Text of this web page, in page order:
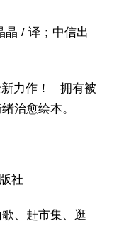
晶 / 译；中信出
新力作！ 拥有被
治愈绘本。
社
、赶市集、逛